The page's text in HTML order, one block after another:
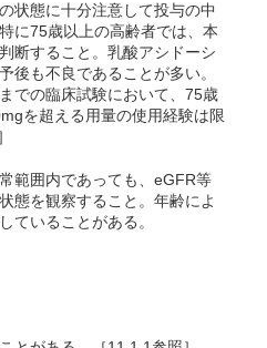
状態に十分注意して投与の中
に75歳以上の高齢者では、本
断すること。乳酸アシドーシ
後も不良であることが多い。
での臨床試験において、75歳
を超える用量の使用経験は限
範囲内であっても、eGFR等
態を観察すること。年齢によ
ていることがある。